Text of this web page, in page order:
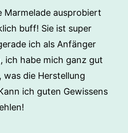
Marmelade ausprobiert
buff! Sie ist super
ich als Anfänger
ich habe mich ganz gut
was die Herstellung
ich guten Gewissens